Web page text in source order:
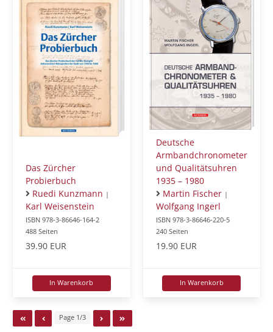
Das Zürcher
Probierbuch
Ruedi Kunzmann |
Karl Weisenstein
ISBN 978-3-86646-164-2
488 Seiten
39.90 EUR
In Warenkorb
Deutsche
Armbandchronometer
und Qualitätsuhren
1935 – 1980
Martin Fischer |
Wolfgang Ingerl
ISBN 978-3-86646-220-5
240 Seiten
19.90 EUR
In Warenkorb
Page 1/3